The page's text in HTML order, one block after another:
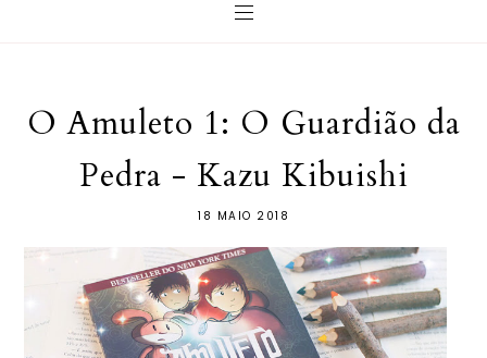
O Amuleto 1: O Guardião da
Pedra - Kazu Kibuishi
18 MAIO 2018